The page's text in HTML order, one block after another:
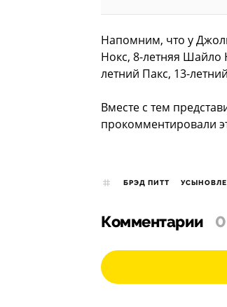
Напомним, что у
Нокс, 8-летняя Шайло
летний Пакс, 13-
Вместе с тем
прокомментировали
БРЭД ПИТТ
Комментарии 0